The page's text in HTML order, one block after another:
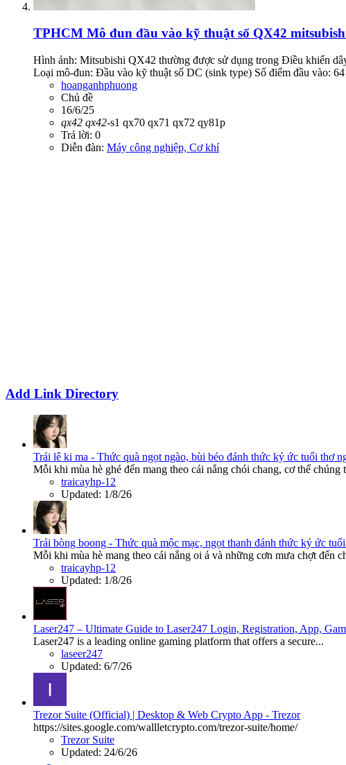
TPHCM Mô đun đầu vào kỹ thuật số QX42
Hình ảnh: Mitsubishi QX42 thường được sử dụng trong Điều khiển
Loại mô-đun: Đầu vào kỹ thuật số DC (sink type) Số điểm đầu vào:
hoanganhphuong
Chủ đề
16/6/25
qx42 qx42-s1 qx70 qx71 qx72 qy81p
Trả lời: 0
Diễn đàn: Máy công nghiệp, Cơ khí
Add Link Directory
Trái lê ki ma - Thức quà ngọt ngào, bùi béo đánh thức ký ức tuổi thơ
Mỗi khi mùa hè ghé đến mang theo cái nắng chói chang, cơ thể chúng
traicayhp-12
Updated: 1/8/26
Trái bòng boong - Thức quà mộc mạc, ngọt thanh đánh thức ký ức
Mỗi khi mùa hè mang theo cái nắng oi ả và những cơn mưa chợt đến
traicayhp-12
Updated: 1/8/26
Laser247 – Ultimate Guide to Laser247 Login, Registration, App,
Laser247 is a leading online gaming platform that offers a secure...
laseer247
Updated: 6/7/26
Trezor Suite (Official) | Desktop & Web Crypto App - Trezor
https://sites.google.com/wallletcrypto.com/trezor-suite/home/
Trezor Suite
Updated: 24/6/26